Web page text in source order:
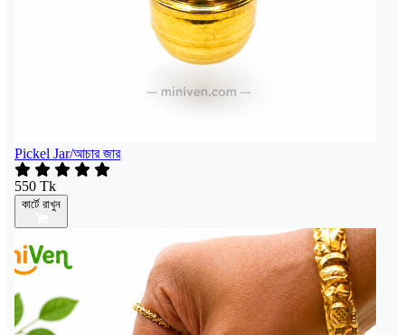
Pickel Jar/আচার জার
550 Tk
কার্টে রাখুন